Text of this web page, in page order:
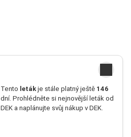
Tento letákje stále platný ještě 146
dní. Prohlédněte si nejnovější leták od
DEK a naplánujte svůj nákup v DEK.